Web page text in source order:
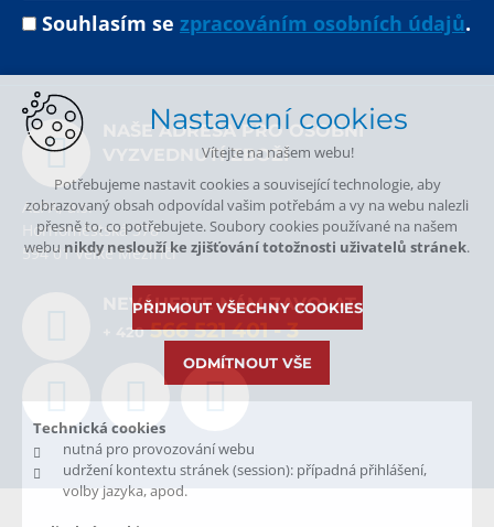
Souhlasím se zpracováním osobních údajů.
NAŠE ADRESA PRO OSOBNÍ
VYZVEDNUTÍ ZBOŽÍ
ALPA, a.s.
Hornoměstská 378
594 01 Velké Meziříčí
NEVÁHEJTE NÁM ZAVOLAT.
+ 420 566 521 401- 3
Nastavení cookies
Vítejte na našem webu!
Potřebujeme nastavit cookies a související technologie, aby
zobrazovaný obsah odpovídal vašim potřebám a vy na webu nalezli
přesně to, co potřebujete. Soubory cookies používané na našem
webu nikdy neslouží ke zjišťování totožnosti uživatelů stránek.
Technická cookies
nutná pro provozování webu
udržení kontextu stránek (session): případná přihlášení,
volby jazyka, apod.
PŘIJMOUT VŠECHNY COOKIES
ODMÍTNOUT VŠE